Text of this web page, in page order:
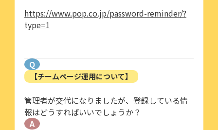
https://www.pop.co.jp/password-reminder/?
type=1
Q
【チームページ運用について】
管理者が交代になりましたが、登録している情
報はどうすればいいでしょうか？
A